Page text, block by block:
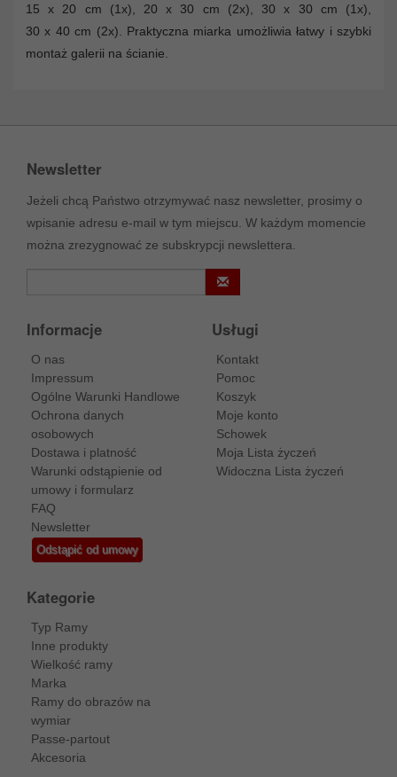
15 x 20 cm (1x), 20 x 30 cm (2x), 30 x 30 cm (1x),
30 x 40 cm (2x). Praktyczna miarka umożliwia łatwy i szybki
montaż galerii na ścianie.
Newsletter
Jeżeli chcą Państwo otrzymywać nasz newsletter, prosimy o
wpisanie adresu e-mail w tym miejscu. W każdym momencie
można zrezygnować ze subskrypcji newslettera.
Informacje
O nas
Impressum
Ogólne Warunki Handlowe
Ochrona danych
osobowych
Dostawa i platność
Warunki odstąpienie od
umowy i formularz
FAQ
Newsletter
Odstąpić od umowy
Usługi
Kontakt
Pomoc
Koszyk
Moje konto
Schowek
Moja Lista życzeń
Widoczna Lista życzeń
Kategorie
Typ Ramy
Inne produkty
Wielkość ramy
Marka
Ramy do obrazów na
wymiar
Passe-partout
Akcesoria